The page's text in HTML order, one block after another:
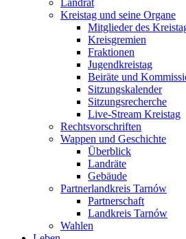
Landrat
Kreistag und seine Organe
Mitglieder des
Kreisgremien
Fraktionen
Jugendkreistag
Beiräte und
Sitzungskalender
Sitzungsrecherche
Live-Stream Kreistag
Rechtsvorschriften
Wappen und Geschichte
Überblick
Landräte
Gebäude
Partnerlandkreis Tarnów
Partnerschaft
Landkreis Tarnów
Wahlen